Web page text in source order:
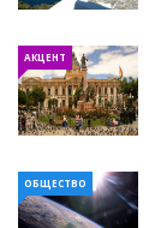
АКЦЕНТ
ОБЩЕСТВО